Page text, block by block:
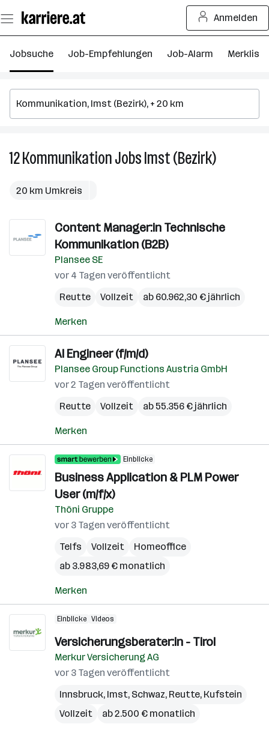
Seiteninhalt
springen
Anmelden
Jobsuche Job-Empfehlungen Job-Alarm Merkliste
12KommunikationJobsImst (Bezirk)12
(Bezirk)
20 km Umkreis
Content Manager:in Technische
Kommunikation (B2B)
Plansee SE
vor 4 Tagen veröffentlicht
Reutte
Vollzeit ab 60.962,30 € jährlich
Merken
AI Engineer (f/m/d)
Plansee Group Functions Austria GmbH
vor 2 Tagen veröffentlicht
Reutte
Vollzeit ab 55.356 € jährlich
Merken
Einblicke
Business Application & PLM Power
User (m/f/x)
Thöni Gruppe
vor 3 Tagen veröffentlicht
Telfs
Vollzeit
Homeoffice
ab 3.983,69 € monatlich
Merken
Einblicke Videos
Versicherungsberater:in - Tirol
Merkur Versicherung AG
vor 3 Tagen veröffentlicht
Innsbruck, Imst, Schwaz, Reutte, Kufstein
Vollzeit
ab 2.500 € monatlich